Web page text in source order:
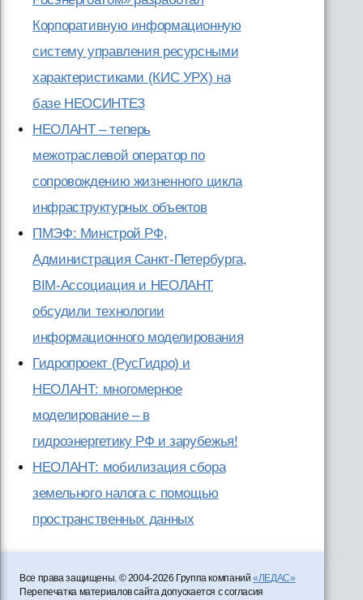
Корпоративную информационную
систему управления ресурсными
характеристиками (КИС УРХ) на
базе НЕОСИНТЕЗ
НЕОЛАНТ – теперь
межотраслевой оператор по
сопровождению жизненного цикла
инфраструктурных объектов
ПМЭФ: Минстрой РФ,
Администрация Санкт-Петербурга,
BIM-Ассоциация и НЕОЛАНТ
обсудили технологии
информационного моделирования
Гидропроект (РусГидро) и
НЕОЛАНТ: многомерное
моделирование – в
гидроэнергетику РФ и зарубежья!
НЕОЛАНТ: мобилизация сбора
земельного налога с помощью
пространственных данных
Все права защищены. © 2004-2026 Группа компаний«ЛЕДАС»
Перепечатка материалов сайта допускается с согласия